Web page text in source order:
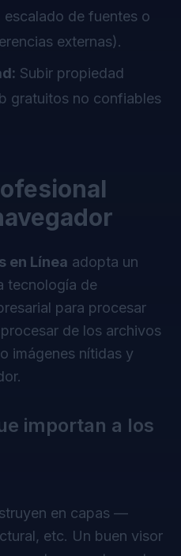
de fuentes o
externas).
Subir propiedad
gratuitos no confiables
en Línea adopta un
tecnología de
para procesar
de los archivos
imágenes nítidas y
importan a los
en capas —
etc. Un buen visor